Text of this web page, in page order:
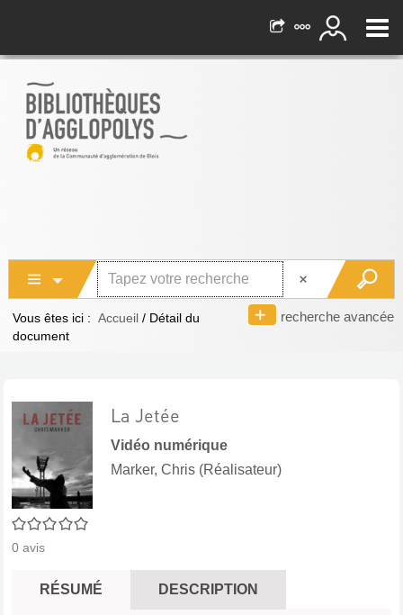
recherche avancée
Vous êtes ici : Accueil / Détail du
document
0/5
0 avis
La Jetée
Vidéo numérique
Marker, Chris (Réalisateur)
RÉSUMÉ DESCRIPTION